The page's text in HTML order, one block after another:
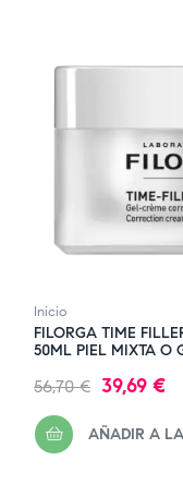
Inicio
FILORGA TIME
50ML PIEL MIXTA O
Precio
regular
56,70 € Precio
39,69 €
AÑADIR A